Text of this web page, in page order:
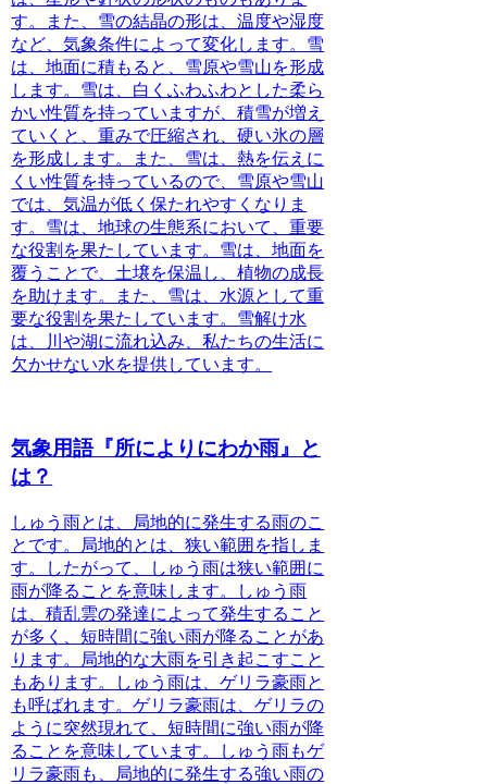
す。また、雪の結晶の形は、温度や湿度
など、気象条件によって変化します。雪
は、地面に積もると、雪原や雪山を形成
します。雪は、白くふわふわとした柔ら
かい性質を持っていますが、積雪が増え
ていくと、重みで圧縮され、硬い氷の層
を形成します。また、雪は、熱を伝えに
くい性質を持っているので、雪原や雪山
では、気温が低く保たれやすくなりま
す。雪は、地球の生態系において、重要
な役割を果たしています。雪は、地面を
覆うことで、土壌を保温し、植物の成長
を助けます。また、雪は、水源として重
要な役割を果たしています。雪解け水
は、川や湖に流れ込み、私たちの生活に
欠かせない水を提供しています。
気象用語『所によりにわか雨』と
は？
しゅう雨とは、局地的に発生する雨のこ
とです。局地的とは、狭い範囲を指しま
す。したがって、しゅう雨は狭い範囲に
雨が降ることを意味します。しゅう雨
は、積乱雲の発達によって発生すること
が多く、短時間に強い雨が降ることがあ
ります。局地的な大雨を引き起こすこと
もあります。しゅう雨は、ゲリラ豪雨と
も呼ばれます。ゲリラ豪雨は、ゲリラの
ように突然現れて、短時間に強い雨が降
ることを意味しています。しゅう雨もゲ
リラ豪雨も、局地的に発生する強い雨の